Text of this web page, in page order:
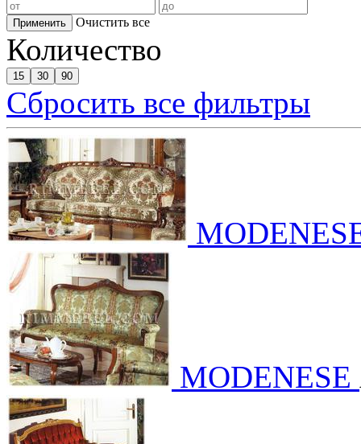
Применить Очистить все
Количество
15 30 90
Сбросить все фильтры
MODENESE